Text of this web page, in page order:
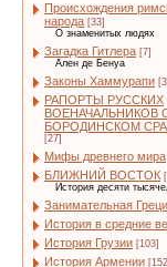
Происхождения
народа [33]
О знаменитых людях
Загадка Гитлера [7]
Ален де Бенуа
Законы Хаммурапи
РАПОРТЫ РУССКИХ
ВОЕНАЧАЛЬНИКОВ
БОРОДИНСКОМ
[27]
Мифы древнего мира
БЛИЖНИЙ ВОСТОК
История десяти
Занимательная
История в средние
История Грузии [103]
История Армении